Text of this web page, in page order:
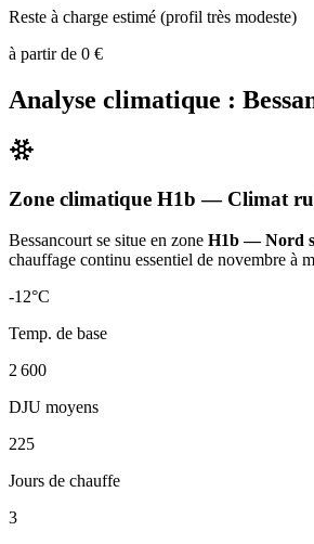
Reste à charge estimé (profil très modeste)
à partir de 0 €
Analyse climatique :
Zone climatique H1b — Climat
Bessancourt se situe en zone H1b — Nord
chauffage continu essentiel de novembre à
-12°C
Temp. de base
2 600
DJU moyens
225
Jours de chauffe
3